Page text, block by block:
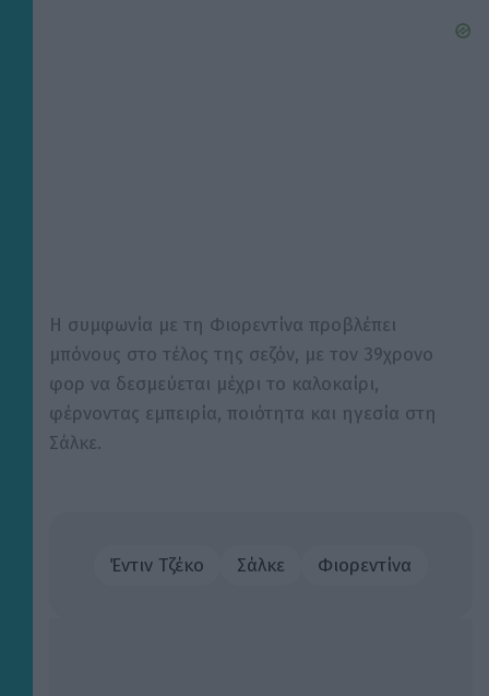
Η συμφωνία με τη Φιορεντίνα προβλέπει
μπόνους στο τέλος της σεζόν, με τον 39χρονο
φορ να δεσμεύεται μέχρι το καλοκαίρι,
φέρνοντας εμπειρία, ποιότητα και ηγεσία στη
Σάλκε.
Έντιν Τζέκο Σάλκε Φιορεντίνα